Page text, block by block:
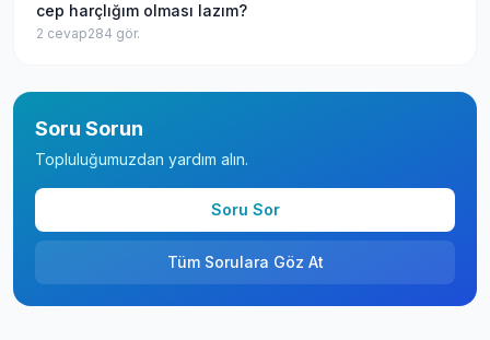
cep harçlığım olması lazım?
2 cevap284 gör.
Soru Sorun
Topluluğumuzdan yardım alın.
Soru Sor
Tüm Sorulara Göz At